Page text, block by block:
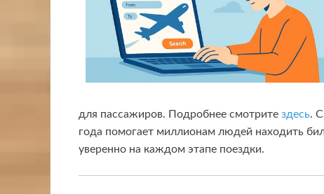
для пассажиров. Подробнее смотрите здесь.
года помогает миллионам людей находить
уверенно на каждом этапе поездки.